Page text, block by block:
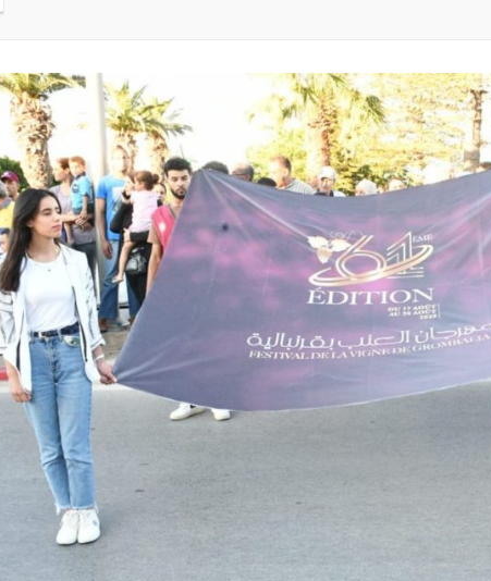
الإستعداد لموسم
جني وتحويل الزيتون
والإحتفال بالعيد
جني ...
اقرأ المزيد
جلسة عمل لعرض
مشروع محطة
التحويل الكهربائي
المزدوج ذو جهد 400
كيلوفولط قرنبالية 2
.
في إطار تطوير ...
اقرأ المزيد